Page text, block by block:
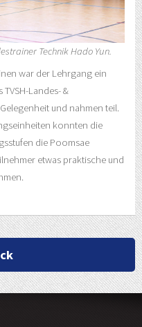
Technik Hado Yun.
war der Lehrgang ein
Landes- &
und nahmen teil.
konnten die
die Poomsae
etwas praktische und